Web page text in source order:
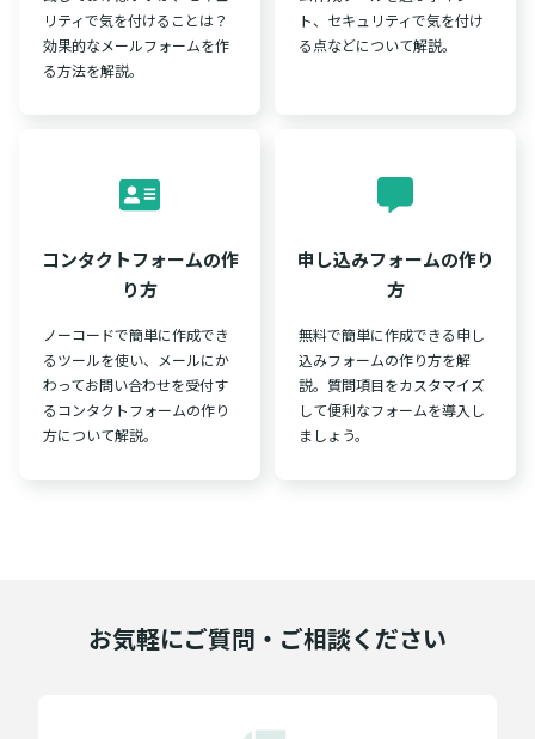
リティで気を付けることは？
効果的なメールフォームを作
る方法を解説。
ト、セキュリティで気を付け
る点などについて解説。
コンタクトフォームの作
り方
ノーコードで簡単に作成でき
るツールを使い、メールにか
わってお問い合わせを受付す
るコンタクトフォームの作り
方について解説。
申し込みフォームの作り
方
無料で簡単に作成できる申し
込みフォームの作り方を解
説。質問項目をカスタマイズ
して便利なフォームを導入し
ましょう。
お気軽にご質問・ご相談ください